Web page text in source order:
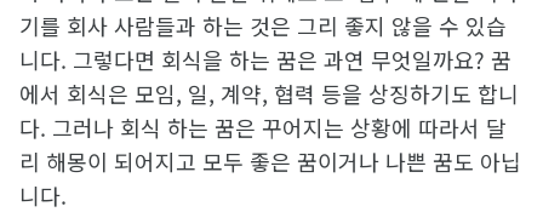
기를 회사 사람들과 하는 것은 그리 좋지 않을 수 있습
니다. 그렇다면 회식을 하는 꿈은 과연 무엇일까요? 꿈
에서 회식은 모임, 일, 계약, 협력 등을 상징하기도 합니
다. 그러나 회식 하는 꿈은 꾸어지는 상황에 따라서 달
리 해몽이 되어지고 모두 좋은 꿈이거나 나쁜 꿈도 아닙
니다.